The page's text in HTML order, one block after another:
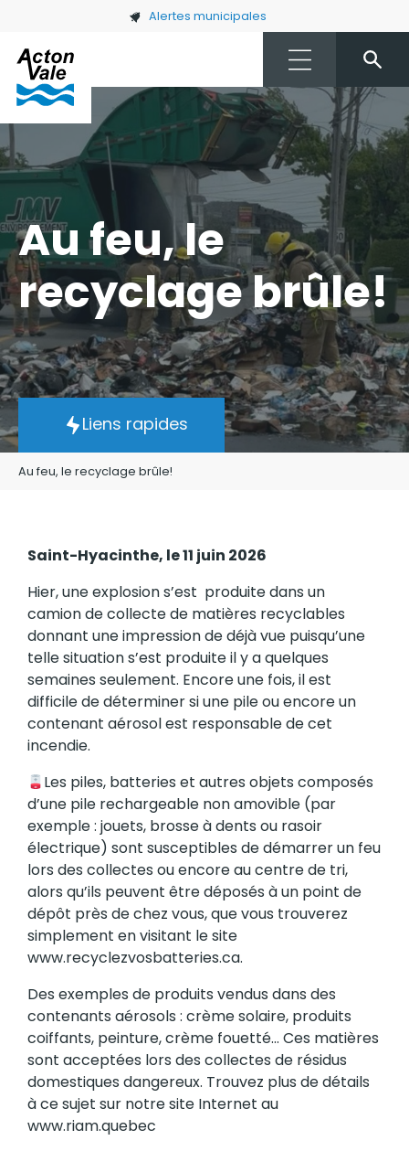
Skip to main content Alertes municipales
Au feu, le
recyclage brûle!
Liens rapides
Au feu, le recyclage brûle!
Saint-Hyacinthe, le 11 juin 2026
Hier, une explosion s’est produite dans un
camion de collecte de matières recyclables
donnant une impression de déjà vue puisqu’une
telle situation s’est produite il y a quelques
semaines seulement. Encore une fois, il est
difficile de déterminer si une pile ou encore un
contenant aérosol est responsable de cet
incendie.
Les piles, batteries et autres objets composés
d’une pile rechargeable non amovible (par
exemple : jouets, brosse à dents ou rasoir
électrique) sont susceptibles de démarrer un feu
lors des collectes ou encore au centre de tri,
alors qu’ils peuvent être déposés à un point de
dépôt près de chez vous, que vous trouverez
simplement en visitant le site
www.recyclezvosbatteries.ca.
Des exemples de produits vendus dans des
contenants aérosols : crème solaire, produits
coiffants, peinture, crème fouetté… Ces matières
sont acceptées lors des collectes de résidus
domestiques dangereux. Trouvez plus de détails
à ce sujet sur notre site Internet au
www.riam.quebec